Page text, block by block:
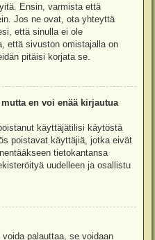
Ensin, varmista että
Jos ne ovat, ota yhteyttä
että sinulla ei ole
että sivuston omistajalla on
pitäisi korjata se.
en voi enää kirjautua
käyttäjätilisi käytöstä
poistavat käyttäjiä, jotka eivät
tietokantansa
uudelleen ja osallistu
palauttaa, se voidaan